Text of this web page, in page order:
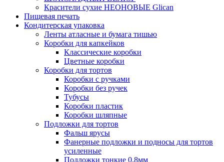
Красители сухие НЕОНОВЫЕ Glican
Пищевая печать
Кондитерская упаковка
Ленты атласные и бумага тишью
Коробки для капкейков
Классические коробки
Цветные коробки
Коробки для тортов
Коробки с ручками
Коробки без ручек
Тубусы
Коробки пластик
Коробки шляпные
Подложки для тортов
Фальш ярусы
Фанерные подложки и подносы для тортов
усиленные
Подложки тонкие 0.8мм